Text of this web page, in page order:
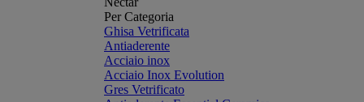
Per Categoria
Ghisa Vetrificata
Antiaderente
Acciaio inox
Acciaio Inox Evolution
Gres Vetrificato